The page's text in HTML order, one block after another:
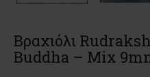
Βραχιόλι
Buddha – Mix